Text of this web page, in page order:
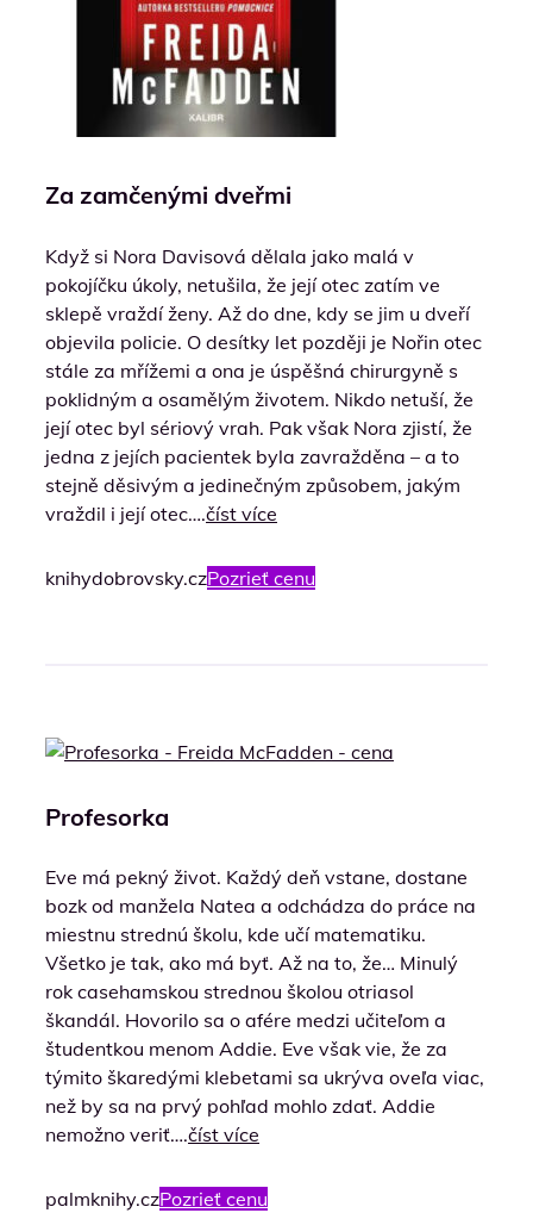
Za zamčenými dveřmi
Když si Nora Davisová dělala jako malá v
pokojíčku úkoly, netušila, že její otec zatím ve
sklepě vraždí ženy. Až do dne, kdy se jim u dveří
objevila policie. O desítky let později je Nořin otec
stále za mřížemi a ona je úspěšná chirurgyně s
poklidným a osamělým životem. Nikdo netuší, že
její otec byl sériový vrah. Pak však Nora zjistí, že
jedna z jejích pacientek byla zavražděna – a to
stejně děsivým a jedinečným způsobem, jakým
vraždil i její otec….číst více
knihydobrovsky.czPozrieť cenu
Profesorka
Eve má pekný život. Každý deň vstane, dostane
bozk od manžela Natea a odchádza do práce na
miestnu strednú školu, kde učí matematiku.
Všetko je tak, ako má byť. Až na to, že… Minulý
rok casehamskou strednou školou otriasol
škandál. Hovorilo sa o afére medzi učiteľom a
študentkou menom Addie. Eve však vie, že za
týmito škaredými klebetami sa ukrýva oveľa viac,
než by sa na prvý pohľad mohlo zdať. Addie
nemožno veriť….číst více
palmknihy.czPozrieť cenu